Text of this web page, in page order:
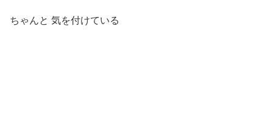
ちゃんと 気を付けている